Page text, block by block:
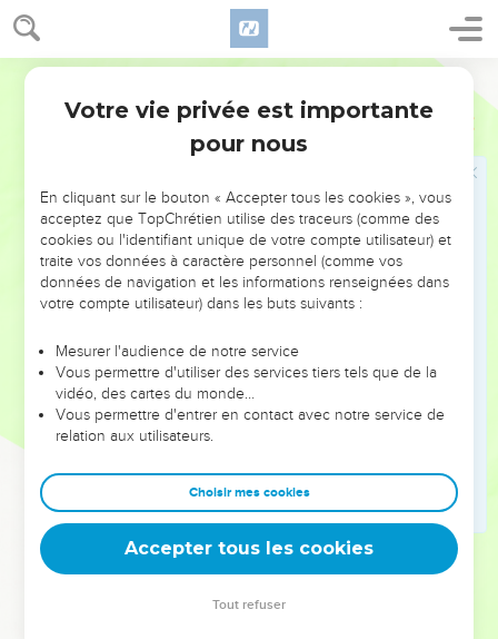
Esaïe 5
les ordures. Malgré tout cela, la colère du SEIGNEUR ne se
calme pas, son poing reste levé.
Le SEIGNEUR dresse un signal pour un peuple éloigné. Il
siffle pour l’appeler du bout du monde. Et voici ce peuple, il
arrive très vite, d’un pas léger.
Parmi eux, personne n’est fatigué, personne ne traîne les
pieds, personne n’a envie de dormir, tous sont bien réveillés.
Aucun combattant n’a enlevé sa ceinture, aucun n’a détaché
ses sandales.
Leurs flèches sont pointues, tous leurs arcs sont tendus.
Les sabots de leurs chevaux sont durs comme pierre, les
Les soldats rugissent comme des lions, ils grognent
comme des lionceaux. Ils crient comme des bêtes sauvages
qui saisissent l’animal qu’elles ont attrapé et qui l’emportent.
Personne ne peut les arracher à leurs griffes.
Pourtant, un jour, le tonnerre grondera contre ce peuple,
comme la mer sous la tempête. On regardera le pays, mais
nuit et malheur l’envelopperont. D’épais nuages couvriront
la lumière du jour.
© Société biblique française – Bibli’O, 2000, avec autorisation. Pour vous procurer
Votre vie privée est importante
pour nous
En cliquant sur le bouton « Accepter tous les cookies », vous
acceptez que TopChrétien utilise des traceurs (comme des
cookies ou l'identifiant unique de votre compte utilisateur) et
traite vos données à caractère personnel (comme vos
données de navigation et les informations renseignées dans
votre compte utilisateur) dans les buts suivants :
Mesurer l'audience de notre service
Vous permettre d'utiliser des services tiers tels que de la
vidéo, des cartes du monde…
Vous permettre d'entrer en contact avec notre service de
relation aux utilisateurs.
Choisir mes cookies
Accepter tous les cookies
Tout refuser